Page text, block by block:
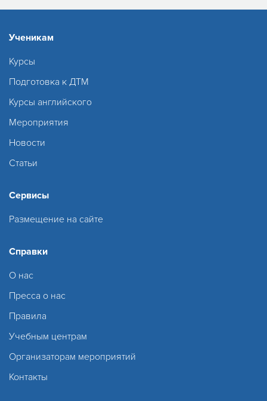
Ученикам
Курсы
Подготовка к ДТМ
Курсы английского
Мероприятия
Новости
Статьи
Сервисы
Размещение на сайте
Справки
О нас
Пресса о нас
Правила
Учебным центрам
Организаторам мероприятий
Контакты